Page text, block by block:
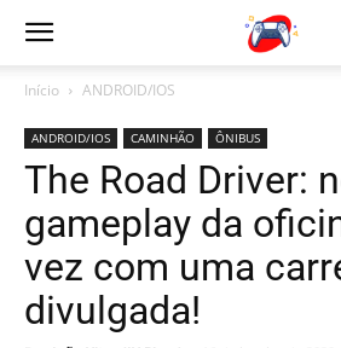
Início ANDROID/IOS
ANDROID/IOS CAMINHÃO ÔNIBUS
The Road Driver:
gameplay da
vez com uma
divulgada!